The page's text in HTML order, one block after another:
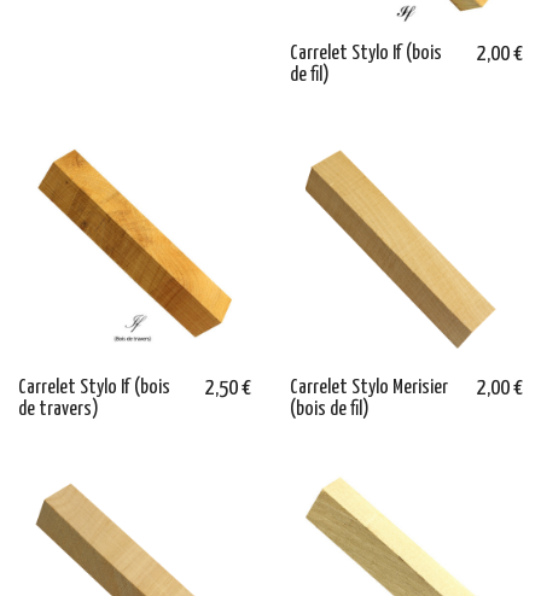
Carrelet Stylo If (bois
de fil)
2,00 €
Carrelet Stylo If (bois
de travers)
2,50 €
Carrelet Stylo Merisier
(bois de fil)
2,00 €